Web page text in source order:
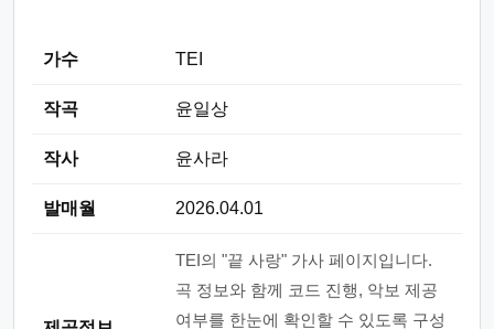
가수 TEI
작곡 윤일상
작사 윤사라
발매월 2026.04.01
TEI의 "끝 사랑" 가사 페이지입니다.
곡 정보와 함께 코드 진행, 악보 제공
여부를 한눈에 확인할 수 있도록 구성